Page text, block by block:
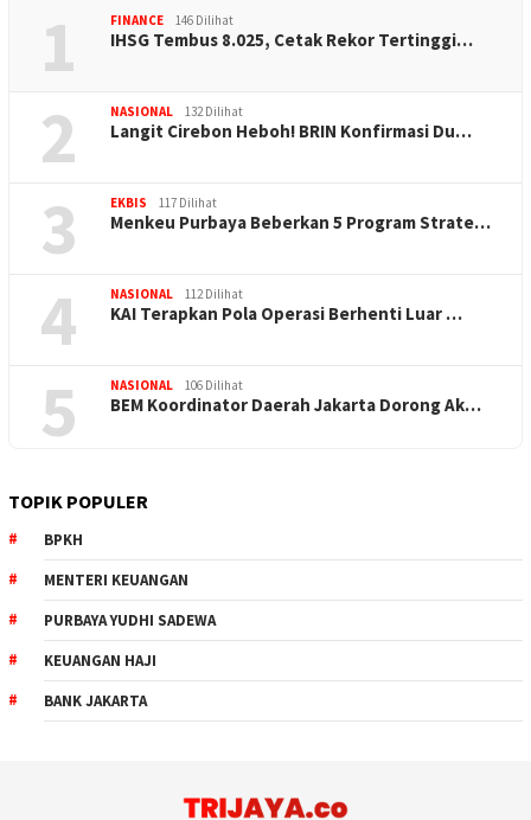
1 FINANCE 146 Dilihat
IHSG Tembus 8.025, Cetak Rekor Tertinggi…
2 NASIONAL 132 Dilihat
Langit Cirebon Heboh! BRIN Konfirmasi Du…
3 EKBIS 117 Dilihat
Menkeu Purbaya Beberkan 5 Program Strate…
4 NASIONAL 112 Dilihat
KAI Terapkan Pola Operasi Berhenti Luar …
5 NASIONAL 106 Dilihat
BEM Koordinator Daerah Jakarta Dorong Ak…
TOPIK POPULER
BPKH
MENTERI KEUANGAN
PURBAYA YUDHI SADEWA
KEUANGAN HAJI
BANK JAKARTA